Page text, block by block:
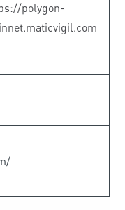
polygon-